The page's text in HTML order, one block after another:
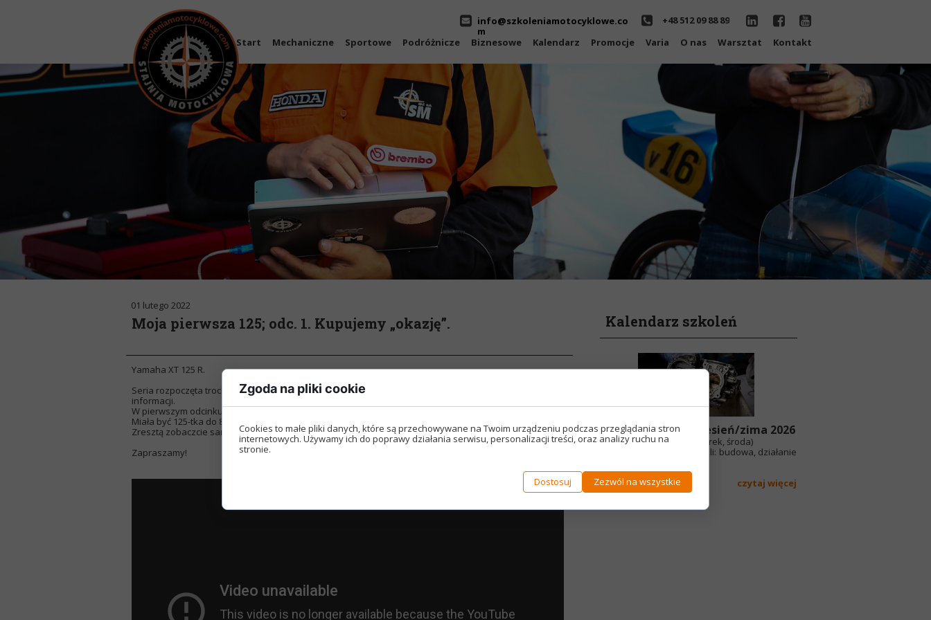
Start Mechaniczne Sportowe Podróżnicze Biznesowe Kalendarz Promocje Varia O nas Warsztat Kontakt
info@szkoleniamotocyklowe.co
m
+48 512 09 88 89
Moja pierwsza 125; odc. 1. Kupujemy „okazję”.
01 lutego 2022
Yamaha XT 125 R.
Seria rozpoczęta trochę przez przypadek, ale jest spora szansa, że dostarczy wam wielu przydatnych
informacji.
W pierwszym odcinku pokazujemy, co kupiliśmy.
Miała być 125-tka do 8 tysięcy złotych, ale wyszło nieco inaczej.
Zresztą zobaczcie sami.
Zapraszamy!
Kalendarz szkoleń jesień/zima 2026
22–23 września 2026 r. (wtorek, środa)
Układy wtryskowe motocykli: budowa, działanie
Cena szkolenia: 1850...
czytaj więcej
Kalendarz szkoleń
Zgoda na pliki cookie
Cookies to małe pliki danych, które są przechowywane na Twoim urządzeniu podczas przeglądania stron
internetowych. Używamy ich do poprawy działania serwisu, personalizacji treści, oraz analizy ruchu na
stronie.
Dostosuj Zezwól na wszystkie